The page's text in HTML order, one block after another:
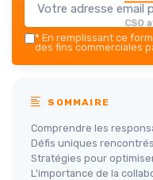
CSO
* En remplissant ce
des fins commerciales
SOMMAIRE
Comprendre les
Défis uniques
Stratégies pour
L'importance de la